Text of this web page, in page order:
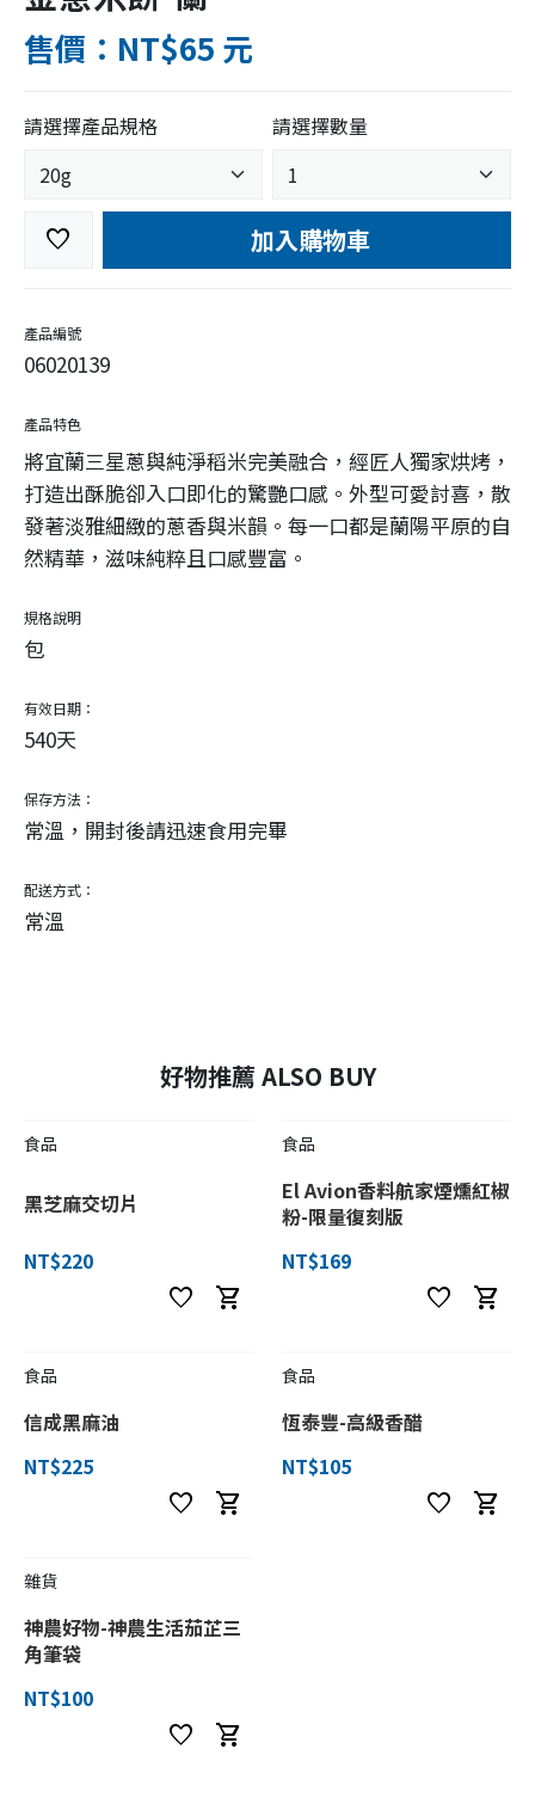
售價：NT$65 元
請選擇產品規格 請選擇數量
favorite 加入購物車
產品編號
06020139
產品特色
將宜蘭三星蔥與純淨稻米完美融合，經匠人獨家烘烤，
打造出酥脆卻入口即化的驚艷口感。外型可愛討喜，散
發著淡雅細緻的蔥香與米韻。每一口都是蘭陽平原的自
然精華，滋味純粹且口感豐富。
規格說明
包
有效日期：
540天
保存方法：
常溫，開封後請迅速食用完畢
配送方式：
常溫
好物推薦 ALSO BUY
食品
黑芝麻交切片
NT$220
favorite shopping_cart
食品
El Avion香料航家煙燻紅椒
粉-限量復刻版
NT$169
favorite shopping_cart
食品
信成黑麻油
NT$225
favorite shopping_cart
食品
恆泰豐-高級香醋
NT$105
favorite shopping_cart
雜貨
神農好物-神農生活茄芷三
角筆袋
NT$100
favorite shopping_cart